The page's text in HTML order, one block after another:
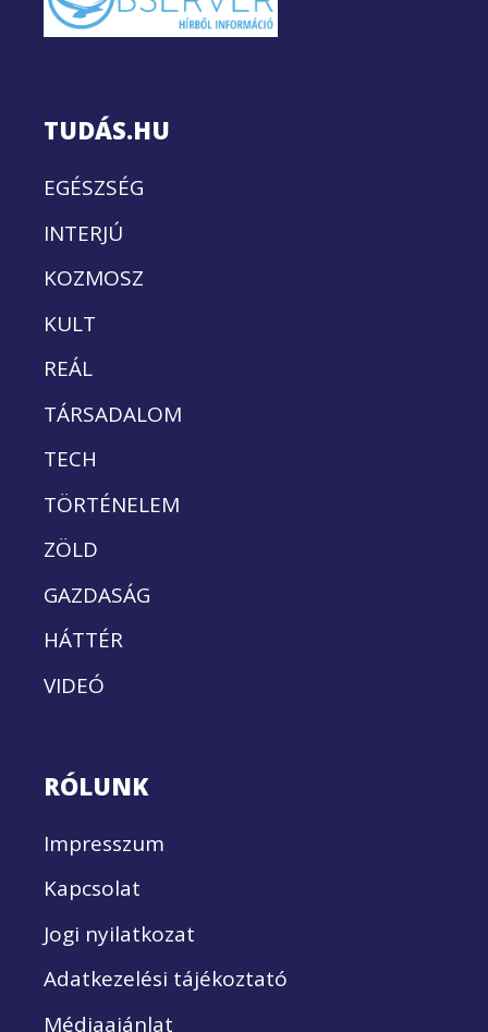
TUDÁS.HU
EGÉSZSÉG
INTERJÚ
KOZMOSZ
KULT
REÁL
TÁRSADALOM
TECH
TÖRTÉNELEM
ZÖLD
GAZDASÁG
HÁTTÉR
VIDEÓ
RÓLUNK
Impresszum
Kapcsolat
Jogi nyilatkozat
Adatkezelési tájékoztató
Médiaajánlat